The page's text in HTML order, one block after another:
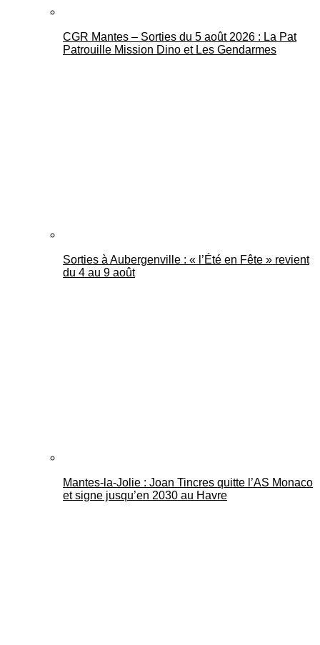
CGR Mantes – Sorties du 5 août 2026 : La Pat
Patrouille Mission Dino et Les Gendarmes
Sorties à Aubergenville : « l’Été en Fête » revient
du 4 au 9 août
Mantes-la-Jolie : Joan Tincres quitte l’AS Monaco
et signe jusqu’en 2030 au Havre